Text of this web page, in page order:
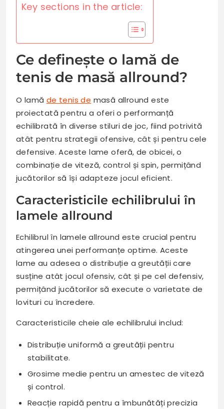
Key sections in the article:
Ce definește o lamă de
tenis de masă allround?
O lamă de tenis de masă allround este
proiectată pentru a oferi o performanță
echilibrată în diverse stiluri de joc, fiind potrivită
atât pentru strategii ofensive, cât și pentru cele
defensive. Aceste lame oferă, de obicei, o
combinație de viteză, control și spin, permițând
jucătorilor să își adapteze jocul eficient.
Caracteristicile echilibrului în
lamele allround
Echilibrul în lamele allround este crucial pentru
atingerea unei performanțe optime. Aceste
lame au adesea o distribuție a greutății care
susține atât jocul ofensiv, cât și pe cel defensiv,
permițând jucătorilor să execute o varietate de
lovituri cu încredere.
Caracteristicile cheie ale echilibrului includ:
Distribuție uniformă a greutății pentru
stabilitate.
Grosime medie pentru un amestec de viteză
și control.
Reacție rapidă pentru a îmbunătăți precizia